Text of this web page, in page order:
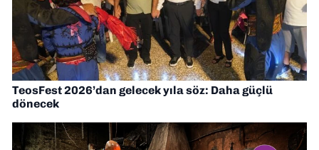
TeosFest 2026’dan gelecek yıla söz: Daha güçlü
dönecek